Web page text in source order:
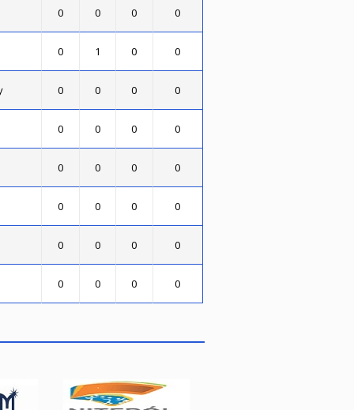
0 0 0 0
0 1 0 0
0 0 0 0
0 0 0 0
0 0 0 0
0 0 0 0
0 0 0 0
0 0 0 0